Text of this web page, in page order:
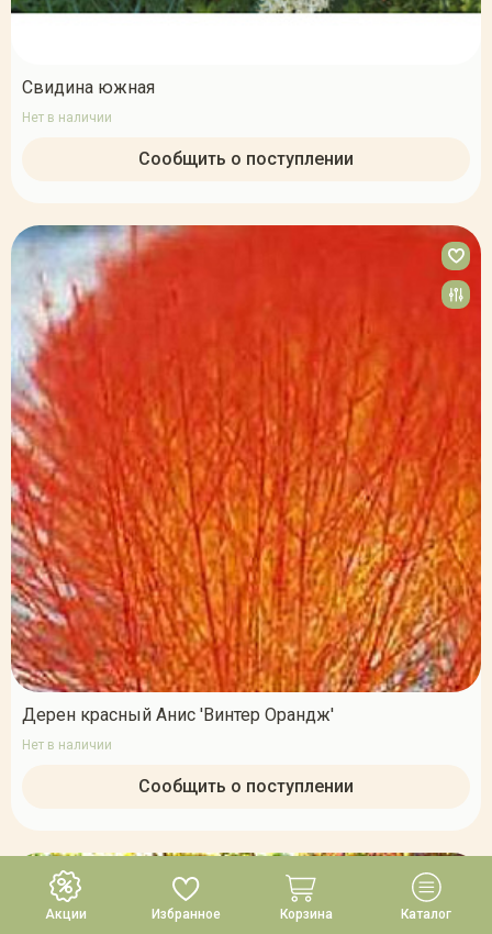
Акции Избранное Корзина Каталог
Свидина южная
Нет в наличии
Сообщить о поступлении
Дерен красный Анис 'Винтер Орандж'
Нет в наличии
Сообщить о поступлении